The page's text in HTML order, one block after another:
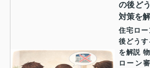
の後ど
対策を
住宅ロ
後どう
を解説
ローン